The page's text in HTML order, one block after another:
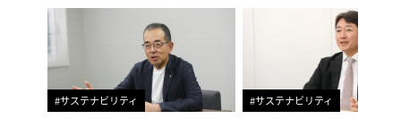
#サステナビリティ #サステナビリティ